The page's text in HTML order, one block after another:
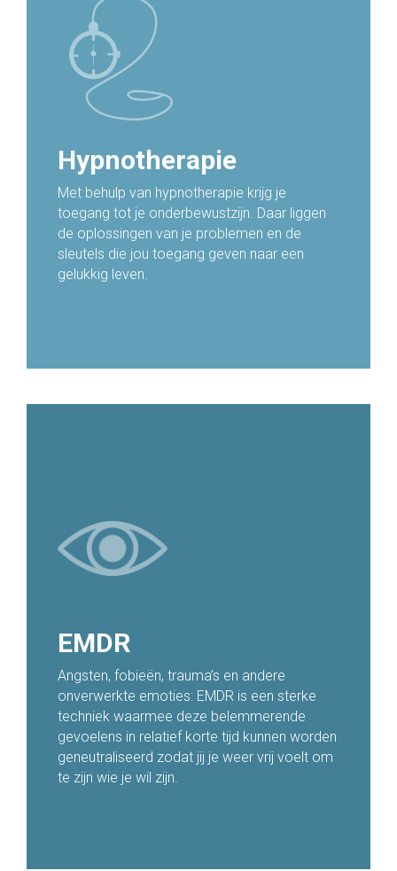
Hypnotherapie
Met behulp van hypnotherapie krijg je
toegang tot je onderbewustzijn. Daar liggen
de oplossingen van je problemen en de
sleutels die jou toegang geven naar een
gelukkig leven.
EMDR
Angsten, fobieën, trauma’s en andere
onverwerkte emoties: EMDR is een sterke
techniek waarmee deze belemmerende
gevoelens in relatief korte tijd kunnen worden
geneutraliseerd zodat jij je weer vrij voelt om
te zijn wie je wil zijn.